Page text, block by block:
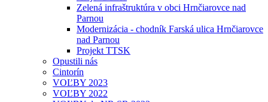
Zelená infraštruktúra v obci Hrnčiarovce nad
Parnou
Modernizácia - chodník Farská ulica Hrnčiarovce
nad Parnou
Projekt TTSK
Opustili nás
Cintorín
VOĽBY 2023
VOĽBY 2022